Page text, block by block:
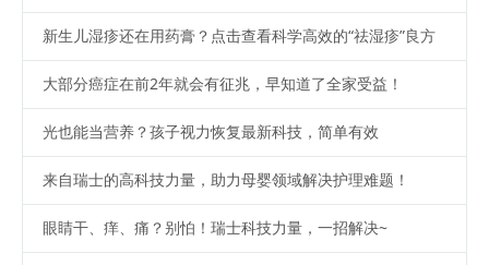
新生儿湿疹还在用药膏？点击查看科学高效的“祛湿疹”良方
大部分癌症在前2年就会有征兆，早知道了全家受益！
光也能当营养？孩子视力恢复最新科技，简单有效
来自瑞士的高科技力量，助力母婴领域解决护理难题！
眼睛干、痒、痛？别怕！瑞士科技力量，一招解决~